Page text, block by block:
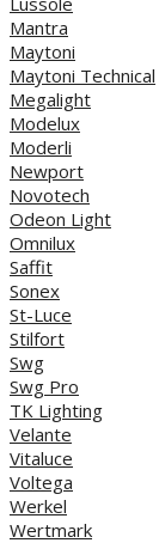
Mantra
Maytoni
Maytoni Technical
Megalight
Modelux
Moderli
Newport
Novotech
Odeon Light
Omnilux
Saffit
Sonex
St-Luce
Stilfort
Swg
Swg Pro
TK Lighting
Velante
Vitaluce
Voltega
Werkel
Wertmark